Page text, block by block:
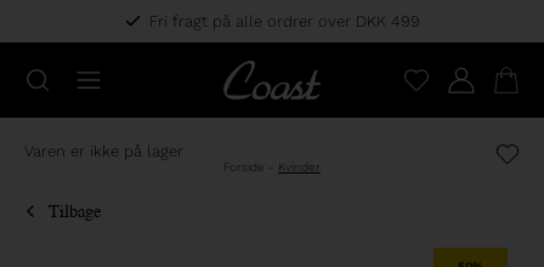
Fri fragt på alle ordrer over DKK 499
Varen er ikke på lager
Forside - Kvinder
Tilbage